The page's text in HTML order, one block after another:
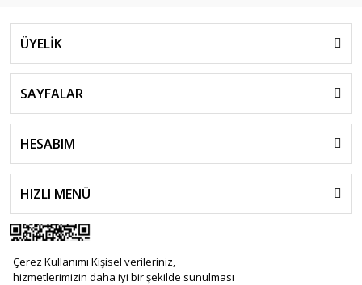
Çerez Kullanımı Kişisel verileriniz,
hizmetlerimizin daha iyi bir şekilde sunulması
ÜYELİK
SAYFALAR
HESABIM
HIZLI MENÜ